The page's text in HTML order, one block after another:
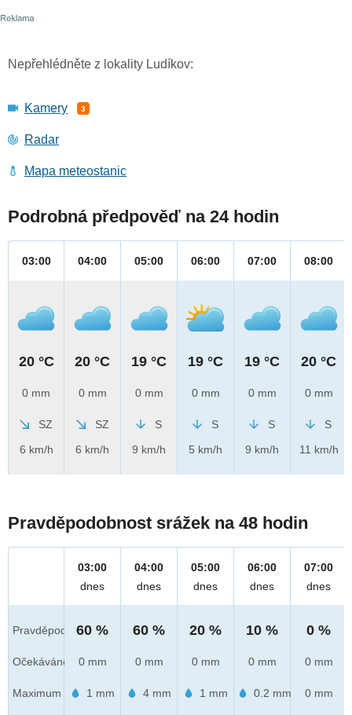
Nepřehlédněte z lokality Ludíkov:
Kamery 3
Radar
Mapa meteostanic
Podrobná předpověď na 24 hodin
03:00
20 °C
0 mm
SZ
6 km/h
04:00
20 °C
0 mm
SZ
6 km/h
05:00
19 °C
0 mm
S
9 km/h
06:00
19 °C
0 mm
S
5 km/h
07:00
19 °C
0 mm
S
9 km/h
08:00
20 °C
0 mm
S
11 km/h
Pravděpodobnost srážek na 48 hodin
Pravděpod.
Očekáváno
Maximum
03:00
dnes
60 %
0 mm
1 mm
04:00
dnes
60 %
0 mm
4 mm
05:00
dnes
20 %
0 mm
1 mm
06:00
dnes
10 %
0 mm
0.2 mm
07:00
dnes
0 %
0 mm
0 mm